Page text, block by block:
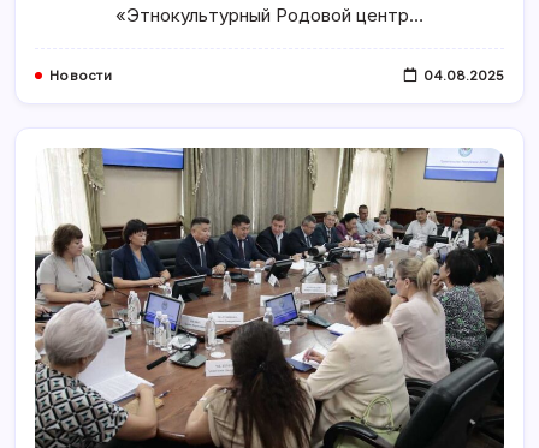
«Этнокультурный Родовой центр…
Новости 04.08.2025